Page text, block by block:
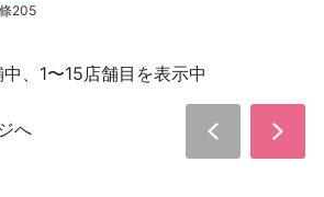
205
中、1〜15店舗目を表示中
へ